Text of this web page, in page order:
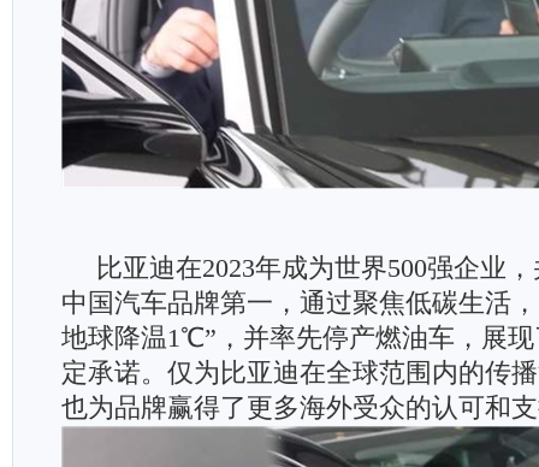
比亚迪在2023年成为世界500强企业
中国汽车品牌第一，通过聚焦低碳生活
地球降温1℃”，并率先停产燃油车，展
定承诺。仅为比亚迪在全球范围内的传
也为品牌赢得了更多海外受众的认可和